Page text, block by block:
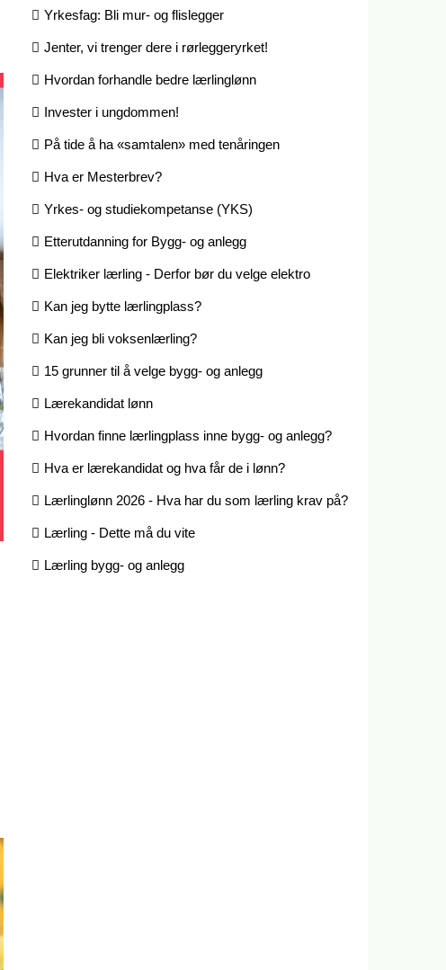
Yrkesfag: Bli mur- og flislegger
Jenter, vi trenger dere i rørleggeryrket!
Hvordan forhandle bedre lærlinglønn
Invester i ungdommen!
På tide å ha «samtalen» med tenåringen
Hva er Mesterbrev?
Yrkes- og studiekompetanse (YKS)
Etterutdanning for Bygg- og anlegg
Elektriker lærling - Derfor bør du velge elektro
Kan jeg bytte lærlingplass?
Kan jeg bli voksenlærling?
15 grunner til å velge bygg- og anlegg
Lærekandidat lønn
Hvordan finne lærlingplass inne bygg- og anlegg?
Hva er lærekandidat og hva får de i lønn?
Lærlinglønn 2026 - Hva har du som lærling krav på?
Lærling - Dette må du vite
Lærling bygg- og anlegg